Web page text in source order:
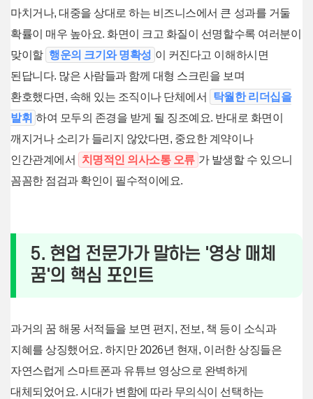
마치거나, 대중을 상대로 하는 비즈니스에서 큰 성과를 거둘
확률이 매우 높아요. 화면이 크고 화질이 선명할수록 여러분이
맞이할 행운의 크기와 명확성 이 커진다고 이해하시면
된답니다. 많은 사람들과 함께 대형 스크린을 보며
환호했다면, 속해 있는 조직이나 단체에서
탁월한 리더십을
발휘 하여 모두의 존경을 받게 될 징조예요. 반대로 화면이
깨지거나 소리가 들리지 않았다면, 중요한 계약이나
인간관계에서
치명적인 의사소통 오류 가 발생할 수 있으니
꼼꼼한 점검과 확인이 필수적이에요.
5. 현업 전문가가 말하는 '영상 매체
꿈'의 핵심 포인트
과거의 꿈 해몽 서적들을 보면 편지, 전보, 책 등이 소식과
지혜를 상징했어요. 하지만 2026년 현재, 이러한 상징들은
자연스럽게 스마트폰과 유튜브 영상으로 완벽하게
대체되었어요. 시대가 변함에 따라 무의식이 선택하는